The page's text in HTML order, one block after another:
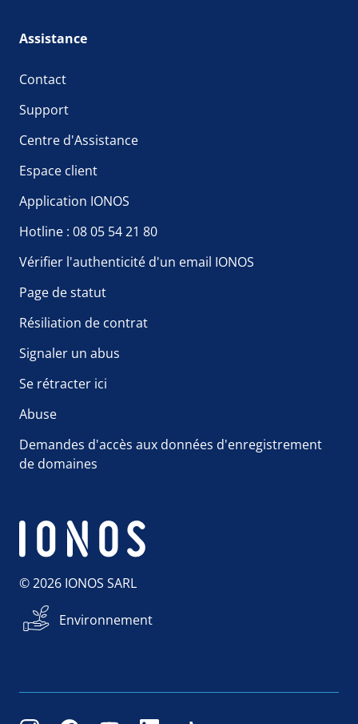
Assistance
Contact
Support
Centre d'Assistance
Espace client
Application IONOS
Hotline : 08 05 54 21 80
Vérifier l'authenticité d'un email IONOS
Page de statut
Résiliation de contrat
Signaler un abus
Se rétracter ici
Abuse
Demandes d'accès aux données d'enregistrement
de domaines
© 2026 IONOS SARL
Environnement